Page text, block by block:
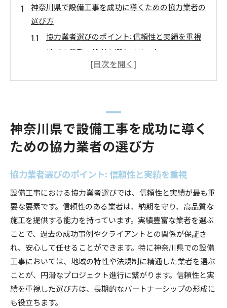
神奈川県で設備工事を成功に導くための協力業者の
選び方
協力業者選びのポイント: 信頼性と実績を重視
地域密着型の業者を選ぶメリット
設備工事における技術力の重要性
コミュニケーションの取りやすさが鍵
協力業者の選定時に確認すべき項目
地域の発展を支える設備工事: 神奈川県でのパート
ナーシップの重要性
持続可能な発展を目指すプロジェクト
地元企業との連携がもたらす効果
地域社会への貢献と設備工事の役割
共同プロジェクトの成功事例
未来を見据えた施設の設計と施工
高品質な施工がもたらす未来: 神奈川県の設備工事
における成功事例
高品質な施工の定義とその重要性
成功事例から学ぶ: 優れたプロジェクト
神奈川県で設備工事を成功に導く
ための協力業者の選び方
協力業者選びのポイント: 信頼性と実績を重視
設備工事における協力業者選びでは、信頼性と実績が最も重
要な要素です。信頼性のある業者は、納期を守り、高品質な
施工を提供する能力を持っています。実績豊富な業者を選ぶ
ことで、過去の成功事例やクライアントとの関係が保証さ
れ、安心して任せることができます。特に神奈川県での設備
工事においては、地域の特性や法規制に精通した業者を選ぶ
ことが、円滑なプロジェクト進行に繋がります。信頼性と実
績を重視した選び方は、長期的なパートナーシップの形成に
も役立ちます。